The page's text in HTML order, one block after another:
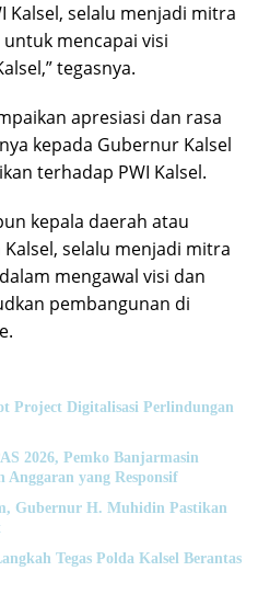
Kalsel, selalu menjadi mitra
mencapai visi
tegasnya.
apresiasi dan rasa
kepada Gubernur Kalsel
terhadap PWI Kalsel.
kepala daerah atau
selalu menjadi mitra
mengawal visi dan
pembangunan di
Project Digitalisasi Perlindungan
2026, Pemko Banjarmasin
Anggaran yang Responsif
Gubernur H. Muhidin Pastikan
Tegas Polda Kalsel Berantas